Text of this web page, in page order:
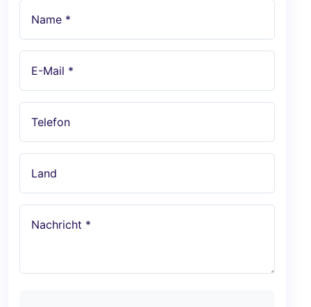
Name *
E-Mail *
Telefon
Land
Nachricht *